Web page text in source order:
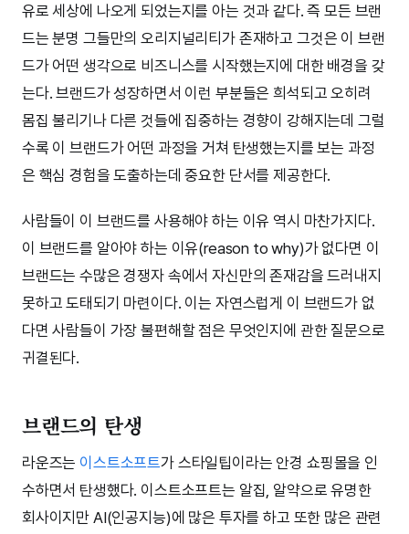
유로 세상에 나오게 되었는지를 아는 것과 같다. 즉 모든 브랜
드는 분명 그들만의 오리지널리티가 존재하고 그것은 이 브랜
드가 어떤 생각으로 비즈니스를 시작했는지에 대한 배경을 갖
는다. 브랜드가 성장하면서 이런 부분들은 희석되고 오히려
몸집 불리기나 다른 것들에 집중하는 경향이 강해지는데 그럴
수록 이 브랜드가 어떤 과정을 거쳐 탄생했는지를 보는 과정
은 핵심 경험을 도출하는데 중요한 단서를 제공한다.
사람들이 이 브랜드를 사용해야 하는 이유 역시 마찬가지다.
이 브랜드를 알아야 하는 이유(reason to why)가 없다면 이
브랜드는 수많은 경쟁자 속에서 자신만의 존재감을 드러내지
못하고 도태되기 마련이다. 이는 자연스럽게 이 브랜드가 없
다면 사람들이 가장 불편해할 점은 무엇인지에 관한 질문으로
귀결된다.
브랜드의 탄생
라운즈는 이스트소프트가 스타일팁이라는 안경 쇼핑몰을 인
수하면서 탄생했다. 이스트소프트는 알집, 알약으로 유명한
회사이지만 AI(인공지능)에 많은 투자를 하고 또한 많은 관련